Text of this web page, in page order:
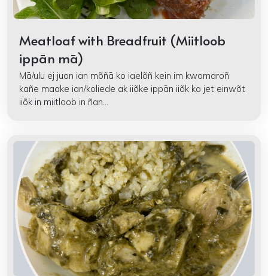
Meatloaf with Breadfruit (Miitloob
ippān mā)
Mā/ulu ej juon ian mõñā ko iaelõñ kein im kwomaroñ
kañe maake ian/koliede ak iiõke ippān iiõk ko jet einwõt
iiõk in miitloob in ñan...